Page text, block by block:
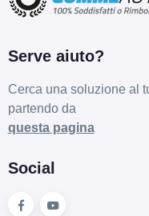
Serve aiuto?
Cerca una soluzione al
partendo da
questa pagina
Social